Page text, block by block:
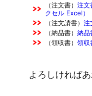
（注文書）注文
クセル Excel）
（注文請書）注
（納品書）納品
（領収書）領収
よろしければ